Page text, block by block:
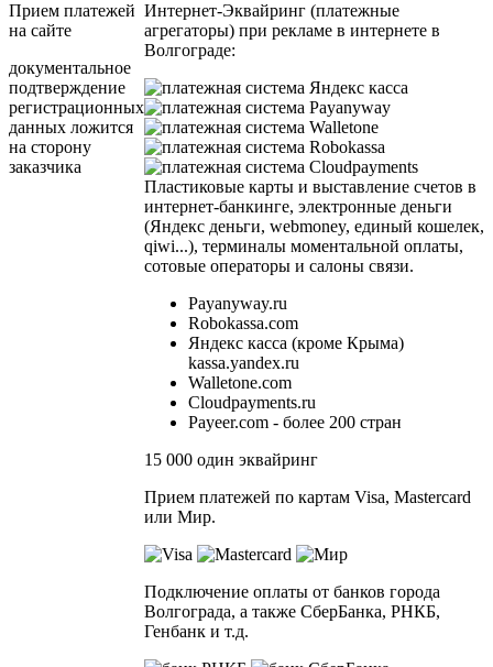
Прием платежей
на сайте
документальное
подтверждение
регистрационных
данных ложится
на сторону
заказчика
Интернет-Эквайринг (платежные
агрегаторы) при рекламе в интернете в
Волгограде:
Пластиковые карты и выставление счетов в
интернет-банкинге, электронные деньги
(Яндекс деньги, webmoney, единый кошелек,
qiwi...), терминалы моментальной оплаты,
сотовые операторы и салоны связи.
Payanyway.ru
Robokassa.com
Яндекс касса (кроме Крыма)
kassa.yandex.ru
Walletone.com
Cloudpayments.ru
Payeer.com - более 200 стран
15 000 один эквайринг
Прием платежей по картам Visa, Mastercard
или Мир.
Подключение оплаты от банков города
Волгограда, а также СберБанка, РНКБ,
Генбанк и т.д.